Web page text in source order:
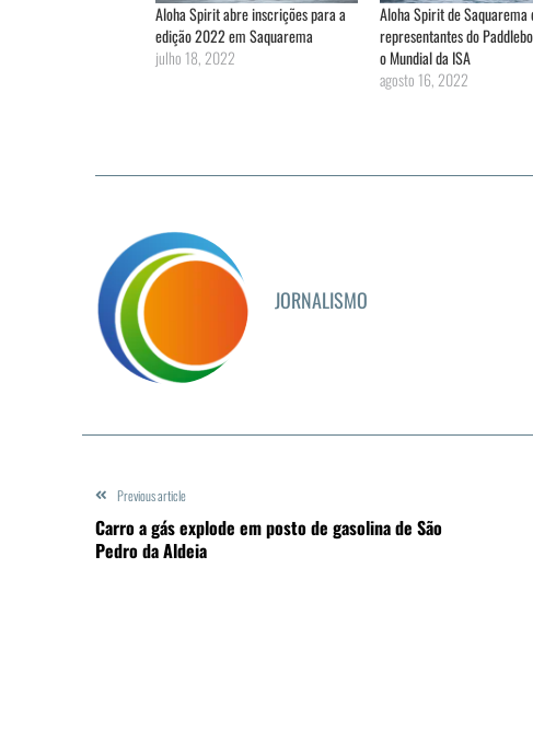
Aloha Spirit abre inscrições para a
edição 2022 em Saquarema
julho 18, 2022
Aloha Spirit de Saquarema
representantes do
o Mundial da ISA
agosto 16, 2022
JORNALISMO
Previous article
Carro a gás explode em posto de gasolina de São
Pedro da Aldeia